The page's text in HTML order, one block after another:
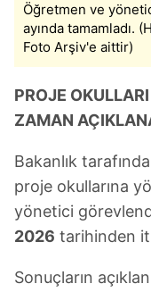
Öğretmen ve
ayında tamamladı.
Foto Arşiv'e aittir)
PROJE
ZAMAN
Bakanlık
proje okullarına
yönetici
2026 tarihinden
Sonuçların